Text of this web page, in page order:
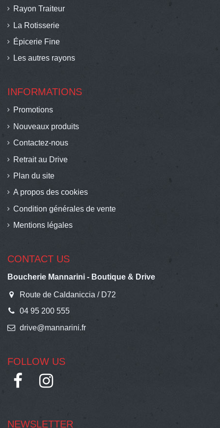
Rayon Traiteur
La Rotisserie
Épicerie Fine
Les autres rayons
INFORMATIONS
Promotions
Nouveaux produits
Contactez-nous
Retrait au Drive
Plan du site
A propos des cookies
Condition générales de vente
Mentions légales
CONTACT US
Boucherie Mannarini - Boutique & Drive
Route de Caldaniccia / D72
04 95 200 555
drive@mannarini.fr
FOLLOW US
NEWSLETTER